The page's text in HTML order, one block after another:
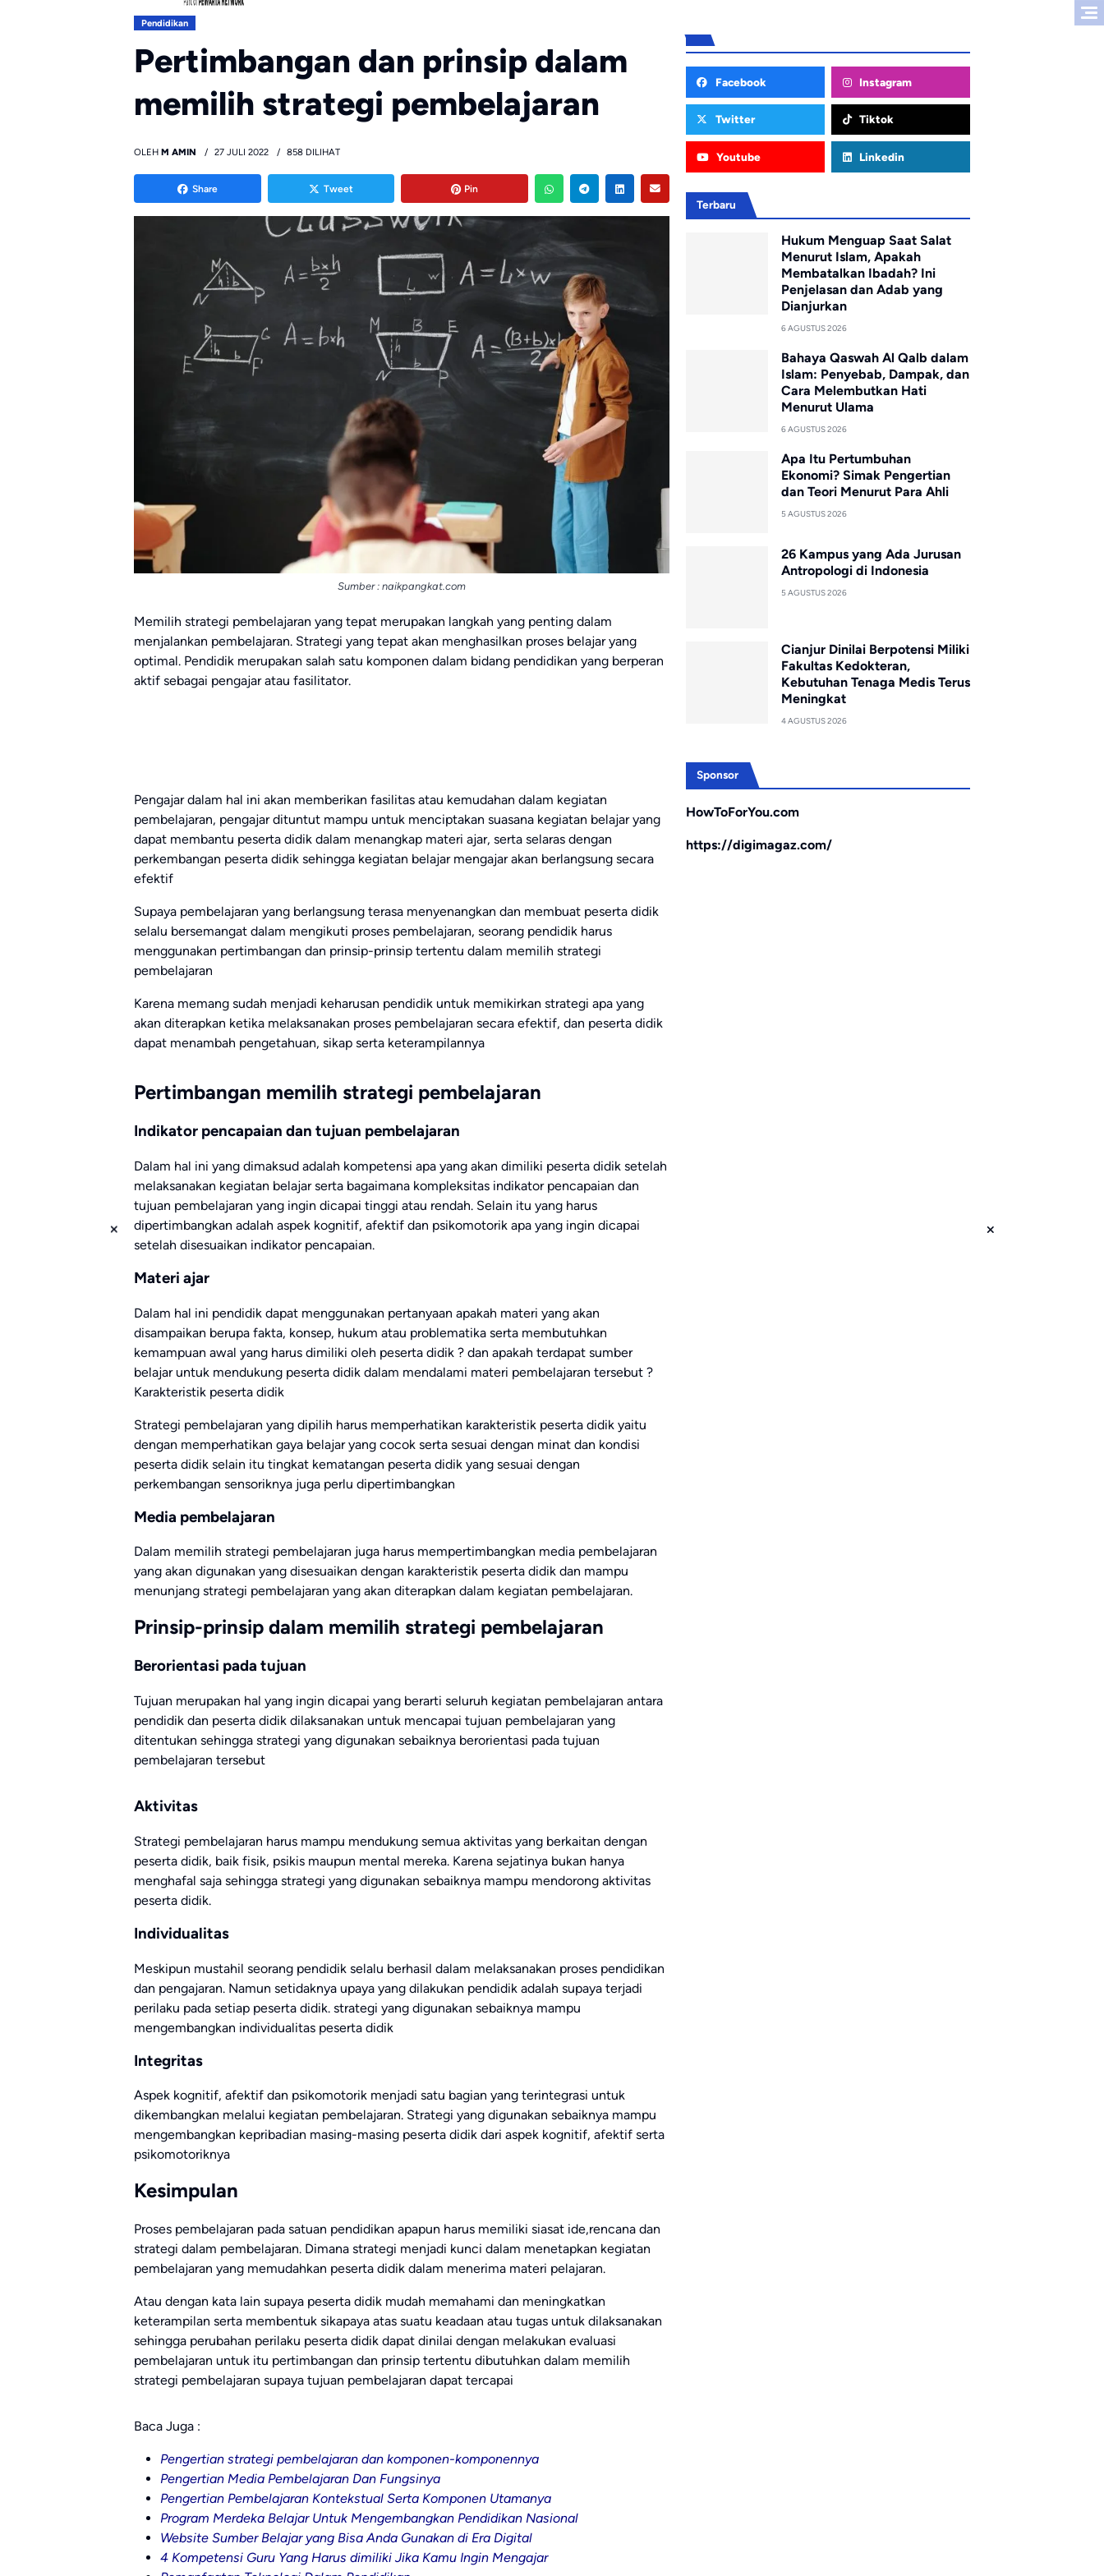
Pendidikan
Pertimbangan dan prinsip dalam
memilih strategi pembelajaran
OLEH M AMIN 27 JULI 2022 858 DILIHAT
Share Tweet Pin
Sumber : naikpangkat.com
Memilih strategi pembelajaran yang tepat merupakan langkah yang penting dalam
menjalankan pembelajaran. Strategi yang tepat akan menghasilkan proses belajar yang
optimal. Pendidik merupakan salah satu komponen dalam bidang pendidikan yang berperan
aktif sebagai pengajar atau fasilitator.
Pengajar dalam hal ini akan memberikan fasilitas atau kemudahan dalam kegiatan
pembelajaran, pengajar dituntut mampu untuk menciptakan suasana kegiatan belajar yang
dapat membantu peserta didik dalam menangkap materi ajar, serta selaras dengan
perkembangan peserta didik sehingga kegiatan belajar mengajar akan berlangsung secara
efektif
Supaya pembelajaran yang berlangsung terasa menyenangkan dan membuat peserta didik
selalu bersemangat dalam mengikuti proses pembelajaran, seorang pendidik harus
menggunakan pertimbangan dan prinsip-prinsip tertentu dalam memilih strategi
pembelajaran
Karena memang sudah menjadi keharusan pendidik untuk memikirkan strategi apa yang
akan diterapkan ketika melaksanakan proses pembelajaran secara efektif, dan peserta didik
dapat menambah pengetahuan, sikap serta keterampilannya
Pertimbangan memilih strategi pembelajaran
Indikator pencapaian dan tujuan pembelajaran
Dalam hal ini yang dimaksud adalah kompetensi apa yang akan dimiliki peserta didik setelah
melaksanakan kegiatan belajar serta bagaimana kompleksitas indikator pencapaian dan
tujuan pembelajaran yang ingin dicapai tinggi atau rendah. Selain itu yang harus
dipertimbangkan adalah aspek kognitif, afektif dan psikomotorik apa yang ingin dicapai
setelah disesuaikan indikator pencapaian.
Materi ajar
Dalam hal ini pendidik dapat menggunakan pertanyaan apakah materi yang akan
disampaikan berupa fakta, konsep, hukum atau problematika serta membutuhkan
kemampuan awal yang harus dimiliki oleh peserta didik ? dan apakah terdapat sumber
belajar untuk mendukung peserta didik dalam mendalami materi pembelajaran tersebut ?
Karakteristik peserta didik
Strategi pembelajaran yang dipilih harus memperhatikan karakteristik peserta didik yaitu
dengan memperhatikan gaya belajar yang cocok serta sesuai dengan minat dan kondisi
peserta didik selain itu tingkat kematangan peserta didik yang sesuai dengan
perkembangan sensoriknya juga perlu dipertimbangkan
Media pembelajaran
Dalam memilih strategi pembelajaran juga harus mempertimbangkan media pembelajaran
yang akan digunakan yang disesuaikan dengan karakteristik peserta didik dan mampu
menunjang strategi pembelajaran yang akan diterapkan dalam kegiatan pembelajaran.
Prinsip-prinsip dalam memilih strategi pembelajaran
Berorientasi pada tujuan
Tujuan merupakan hal yang ingin dicapai yang berarti seluruh kegiatan pembelajaran antara
pendidik dan peserta didik dilaksanakan untuk mencapai tujuan pembelajaran yang
ditentukan sehingga strategi yang digunakan sebaiknya berorientasi pada tujuan
pembelajaran tersebut
Aktivitas
Strategi pembelajaran harus mampu mendukung semua aktivitas yang berkaitan dengan
peserta didik, baik fisik, psikis maupun mental mereka. Karena sejatinya bukan hanya
menghafal saja sehingga strategi yang digunakan sebaiknya mampu mendorong aktivitas
peserta didik.
Individualitas
Meskipun mustahil seorang pendidik selalu berhasil dalam melaksanakan proses pendidikan
dan pengajaran. Namun setidaknya upaya yang dilakukan pendidik adalah supaya terjadi
perilaku pada setiap peserta didik. strategi yang digunakan sebaiknya mampu
mengembangkan individualitas peserta didik
Integritas
Aspek kognitif, afektif dan psikomotorik menjadi satu bagian yang terintegrasi untuk
dikembangkan melalui kegiatan pembelajaran. Strategi yang digunakan sebaiknya mampu
mengembangkan kepribadian masing-masing peserta didik dari aspek kognitif, afektif serta
psikomotoriknya
Kesimpulan
Proses pembelajaran pada satuan pendidikan apapun harus memiliki siasat ide,rencana dan
strategi dalam pembelajaran. Dimana strategi menjadi kunci dalam menetapkan kegiatan
pembelajaran yang memudahkan peserta didik dalam menerima materi pelajaran.
Atau dengan kata lain supaya peserta didik mudah memahami dan meningkatkan
keterampilan serta membentuk sikapaya atas suatu keadaan atau tugas untuk dilaksanakan
sehingga perubahan perilaku peserta didik dapat dinilai dengan melakukan evaluasi
pembelajaran untuk itu pertimbangan dan prinsip tertentu dibutuhkan dalam memilih
strategi pembelajaran supaya tujuan pembelajaran dapat tercapai
Baca Juga :
Pengertian strategi pembelajaran dan komponen-komponennya
Pengertian Media Pembelajaran Dan Fungsinya
Pengertian Pembelajaran Kontekstual Serta Komponen Utamanya
Program Merdeka Belajar Untuk Mengembangkan Pendidikan Nasional
Website Sumber Belajar yang Bisa Anda Gunakan di Era Digital
4 Kompetensi Guru Yang Harus dimiliki Jika Kamu Ingin Mengajar
Facebook Instagram
Twitter Tiktok
Youtube Linkedin
Terbaru
Hukum Menguap Saat Salat
Menurut Islam, Apakah
Membatalkan Ibadah? Ini
Penjelasan dan Adab yang
Dianjurkan
6 AGUSTUS 2026
Bahaya Qaswah Al Qalb dalam
Islam: Penyebab, Dampak, dan
Cara Melembutkan Hati
Menurut Ulama
6 AGUSTUS 2026
Apa Itu Pertumbuhan
Ekonomi? Simak Pengertian
dan Teori Menurut Para Ahli
5 AGUSTUS 2026
26 Kampus yang Ada Jurusan
Antropologi di Indonesia
5 AGUSTUS 2026
Cianjur Dinilai Berpotensi Miliki
Fakultas Kedokteran,
Kebutuhan Tenaga Medis Terus
Meningkat
4 AGUSTUS 2026
Sponsor
HowToForYou.com
https://digimagaz.com/